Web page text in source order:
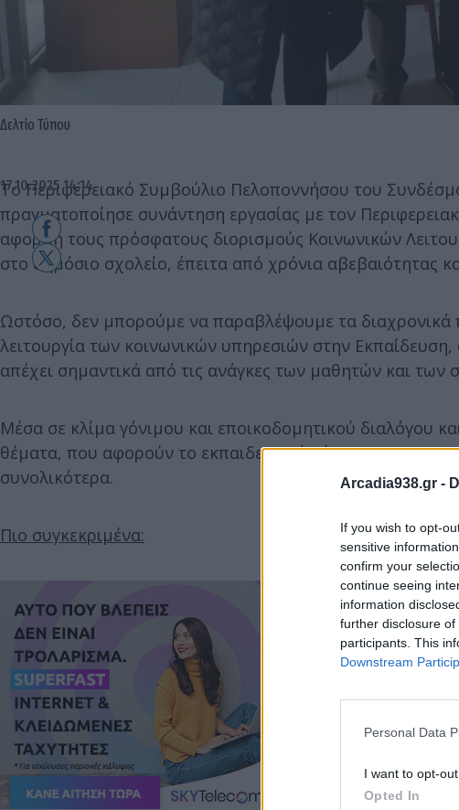
Arcadia938.gr -
If you wish to opt-
sensitive
confirm your
continue seeing
information
further disclosure of
participants. This
Downstream
Personal Data
I want to opt-
Opted In
Δελτίο Τύπου
17.10.2025 14:14
Το Περιφερειακό Συμβούλιο Πελοποννήσου του
πραγματοποίησε συνάντηση εργασίας με τον
αφορμή τους πρόσφατους διορισμούς Κοινωνικών
στο δημόσιο σχολείο, έπειτα από χρόνια αβεβαιότητας
Ωστόσο, δεν μπορούμε να παραβλέψουμε τα
λειτουργία των κοινωνικών υπηρεσιών στην
απέχει σημαντικά από τις ανάγκες των μαθητών και των
Μέσα σε κλίμα γόνιμου και εποικοδομητικού διαλόγου
θέματα, που αφορούν το εκπαιδευτικό σύστημα στην
συνολικότερα.
Πιο συγκεκριμένα: